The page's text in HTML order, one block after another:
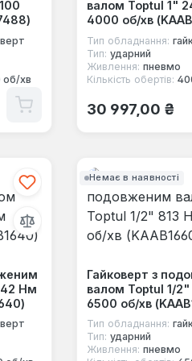
об/хв
валом Toptul 1"
4000 об/хв
Тип обладнання:
Тип: ударний
Живлення: пневмо
Кількість обертів:
Звичайна ціна:
30 997,00 ₴
Нм
Немає в наявності
Гайковерт з
валом Toptul 1/
6500 об/хв
Тип обладнання:
Тип: ударний
Живлення: пневмо